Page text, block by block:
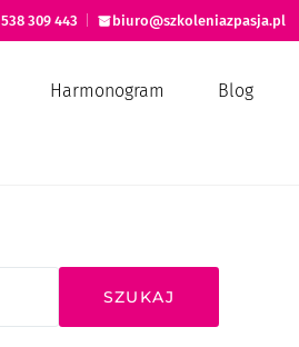
538 309 443 biuro@szkoleniazpasja.pl
Harmonogram Blog
SZUKAJ